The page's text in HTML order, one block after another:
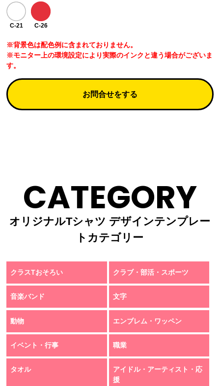
C-21 C-26
※背景色は配色例に含まれておりません。
※モニター上の環境設定により実際のインクと違う場合がございま
す。
お問合せをする
CATEGORY
オリジナルTシャツ デザインテンプレー
トカテゴリー
クラスTおそろい クラブ・部活・スポーツ
音楽バンド 文字
動物 エンブレム・ワッペン
イベント・行事 職業
タオル
アイドル・アーティスト・応
援